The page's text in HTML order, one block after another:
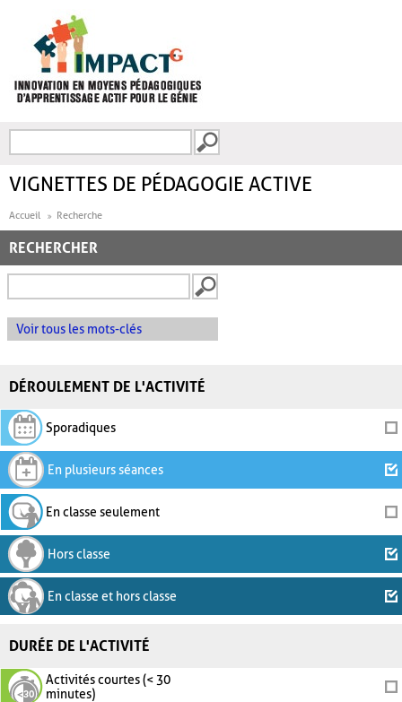
FORMULAIRE DE
VIGNETTES DE PÉDAGOGIE ACTIVE
Accueil Recherche
RECHERCHER
Voir tous les mots-clés
DÉROULEMENT DE L'ACTIVITÉ
Sporadiques
En plusieurs séances
En classe seulement
Hors classe
En classe et hors classe
DURÉE DE L'ACTIVITÉ
Activités courtes (< 30
minutes)